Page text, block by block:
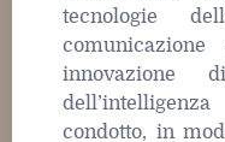
tecnologie
innovazione
condotto, in